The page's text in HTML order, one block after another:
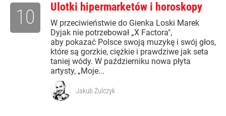
Ulotki hipermarketów i horoskopy
W przeciwieństwie do Gienka Loski Marek
Dyjak nie potrzebował „X Factora",
aby pokazać Polsce swoją muzykę i swój głos,
które są gorzkie, ciężkie i prawdziwe jak seta
taniej wódy. W październiku nowa płyta
artysty, „Moje...
10
Jakub Żulczyk